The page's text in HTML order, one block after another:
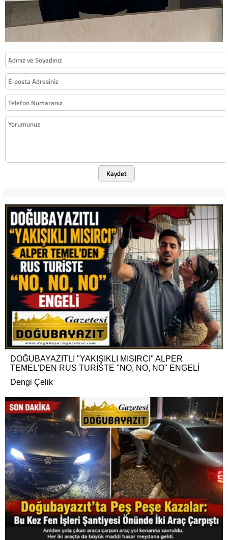
Kaydet
DOĞUBAYAZITLI "YAKIŞIKLI MISIRCI" ALPER
TEMEL'DEN RUS TURİSTE "NO, NO, NO" ENGELİ
Dengi Çelik